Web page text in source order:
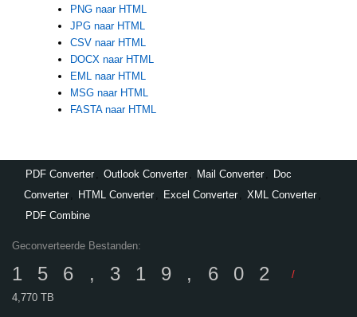
PNG naar HTML
JPG naar HTML
CSV naar HTML
DOCX naar HTML
EML naar HTML
MSG naar HTML
FASTA naar HTML
PDF Converter Outlook Converter Mail Converter
Doc
Converter
HTML Converter Excel Converter XML Converter
PDF Combine
Geconverteerde Bestanden:
156,319,602
/
4,770 TB